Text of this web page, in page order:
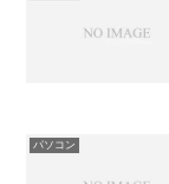
パソコン